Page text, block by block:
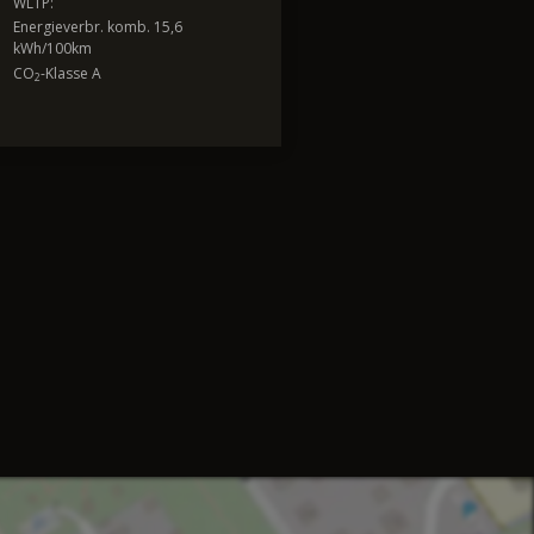
Energieverbr. komb. 15,6
kWh/100km
CO2-Klasse A